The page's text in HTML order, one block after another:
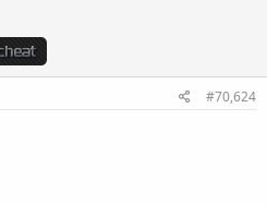
#70,624